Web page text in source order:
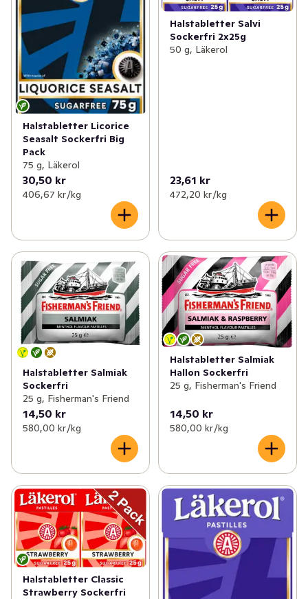
Halstabletter Licorice
Seasalt Sockerfri Big
Pack
75 g, Läkerol
30,50 kr
406,67 kr /kg
Halstabletter Salvi
Sockerfri 2x25g
50 g, Läkerol
23,61 kr
472,20 kr /kg
Halstabletter Salmiak
Sockerfri
25 g, Fisherman's Friend
14,50 kr
580,00 kr /kg
Halstabletter Salmiak
Hallon Sockerfri
25 g, Fisherman's Friend
14,50 kr
580,00 kr /kg
Halstabletter Classic
Strawberry Sockerfri